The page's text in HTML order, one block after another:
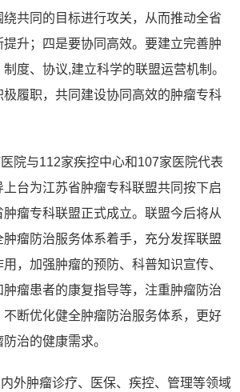
共同的目标进行攻关，从而推动全省
升；四是要协同高效。要建立完善肿
度、协议,建立科学的联盟运营机制。
履职，共同建设协同高效的肿瘤专科
与112家疾控中心和107家医院代表
台为江苏省肿瘤专科联盟共同按下启
瘤专科联盟正式成立。联盟今后将从
瘤防治服务体系着手，充分发挥联盟
，加强肿瘤的预防、科普知识宣传、
瘤患者的康复指导等，注重肿瘤防治
断优化健全肿瘤防治服务体系，更好
治的健康需求。
肿瘤诊疗、医保、疾控、管理等领域